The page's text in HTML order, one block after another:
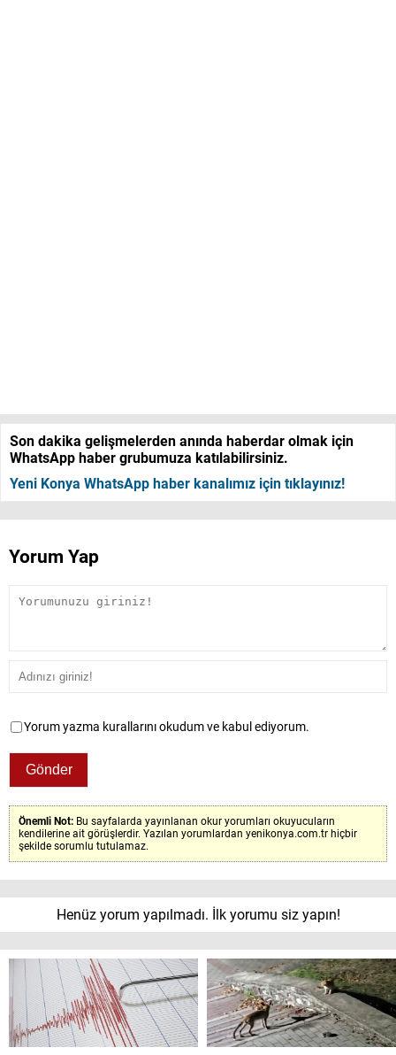
Son dakika gelişmelerden anında haberdar olmak için
WhatsApp haber grubumuza katılabilirsiniz.
Yeni Konya WhatsApp haber kanalımız için tıklayınız!
Yorum Yap
Yorum yazma kurallarını okudum ve kabul ediyorum.
Önemli Not: Bu sayfalarda yayınlanan okur yorumları okuyucuların
kendilerine ait görüşlerdir. Yazılan yorumlardan yenikonya.com.tr hiçbir
şekilde sorumlu tutulamaz.
Henüz yorum yapılmadı. İlk yorumu siz yapın!